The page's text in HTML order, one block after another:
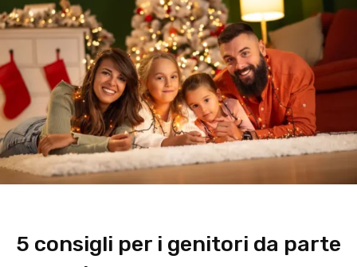
5 consigli per i genitori da parte